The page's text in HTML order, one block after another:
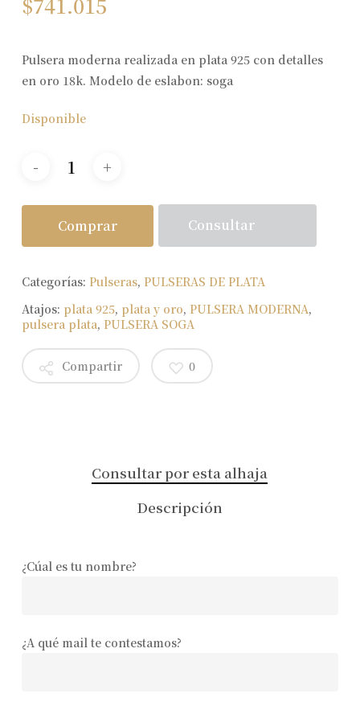
Pulsera moderna realizada en plata 925 con detalles
en oro 18k. Modelo de eslabon: soga
Disponible
Comprar Consultar
Categorías: Pulseras, PULSERAS DE PLATA
Atajos: plata 925, plata y oro, PULSERA MODERNA,
pulsera plata, PULSERA SOGA
Compartir 0
Consultar por esta alhaja
Descripción
¿Cúal es tu nombre?
¿A qué mail te contestamos?